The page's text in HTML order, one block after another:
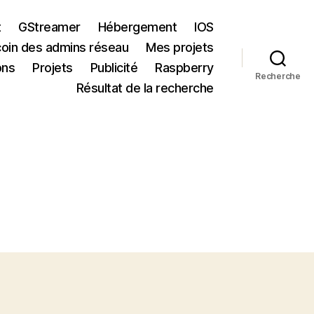
GStreamer Hébergement
IOS
des admins réseau
Mes projets
Projets Publicité
Raspberry
Résultat de la recherche
Recherche